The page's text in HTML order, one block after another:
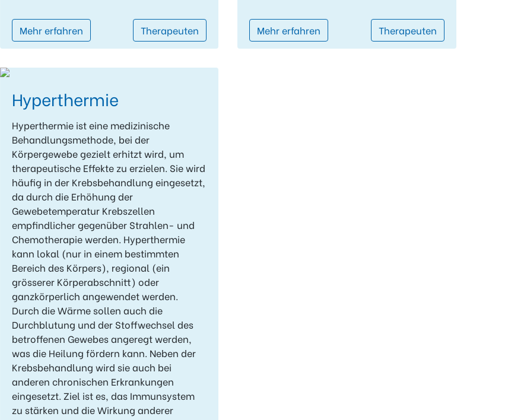
Mehr erfahren Therapeuten Mehr erfahren Therapeuten
Hyperthermie
Hyperthermie ist eine medizinische
Behandlungsmethode, bei der
Körpergewebe gezielt erhitzt wird, um
therapeutische Effekte zu erzielen. Sie wird
häufig in der Krebsbehandlung eingesetzt,
da durch die Erhöhung der
Gewebetemperatur Krebszellen
empfindlicher gegenüber Strahlen- und
Chemotherapie werden. Hyperthermie
kann lokal (nur in einem bestimmten
Bereich des Körpers), regional (ein
grösserer Körperabschnitt) oder
ganzkörperlich angewendet werden.
Durch die Wärme sollen auch die
Durchblutung und der Stoffwechsel des
betroffenen Gewebes angeregt werden,
was die Heilung fördern kann. Neben der
Krebsbehandlung wird sie auch bei
anderen chronischen Erkrankungen
eingesetzt. Ziel ist es, das Immunsystem
zu stärken und die Wirkung anderer